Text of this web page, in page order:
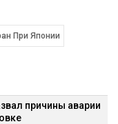
При Японии
причины аварии